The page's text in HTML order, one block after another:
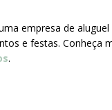
empresa de
e festas. Conheça
.